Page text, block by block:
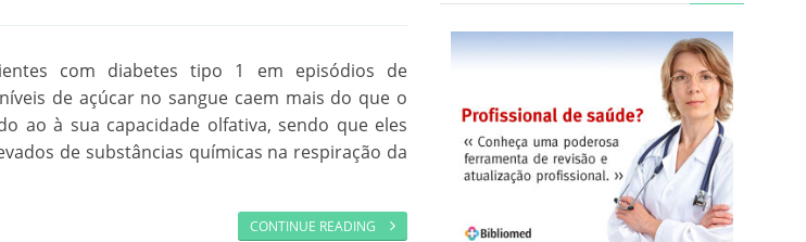
com diabetes tipo 1 em episódios de
de açúcar no sangue caem mais do que o
ao à sua capacidade olfativa, sendo que eles
de substâncias químicas na respiração da
CONTINUE READING